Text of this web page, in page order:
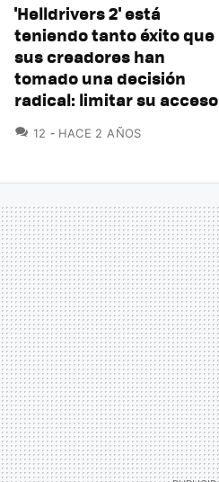
'Helldrivers 2' está
teniendo tanto éxito que
sus creadores han
tomado una decisión
radical: limitar su acceso
12 COMENTARIOS
HACE 2 AÑOS